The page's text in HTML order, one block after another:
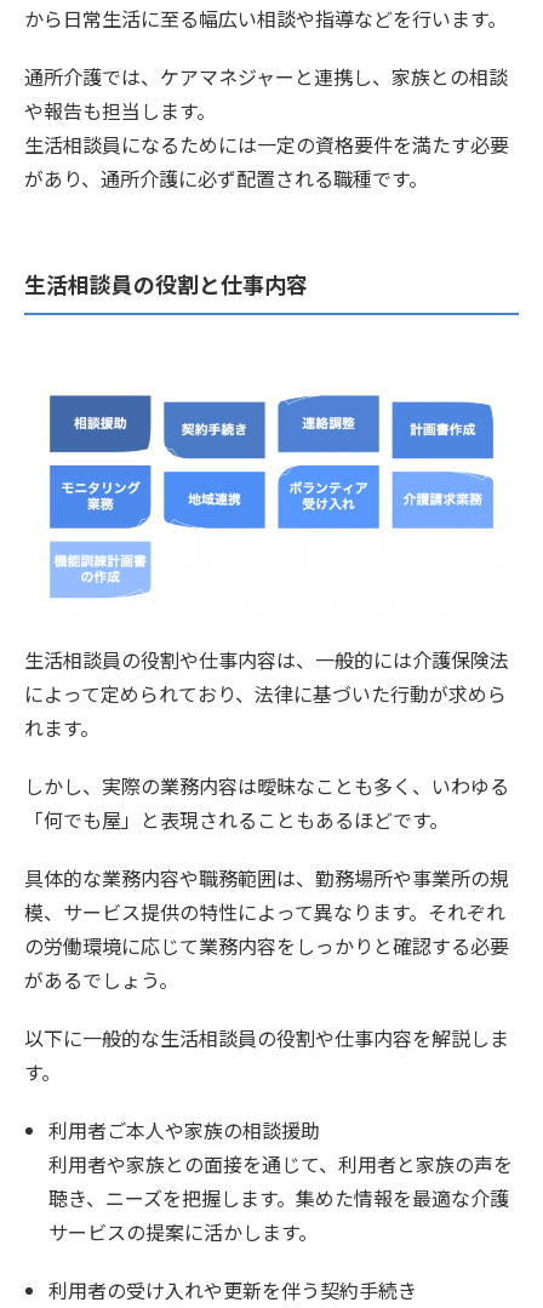
から日常生活に至る幅広い相談や指導などを行います。
通所介護では、ケアマネジャーと連携し、家族との相談
や報告も担当します。
生活相談員になるためには一定の資格要件を満たす必要
があり、通所介護に必ず配置される職種です。
生活相談員の役割と仕事内容
生活相談員の役割や仕事内容は、一般的には介護保険法
によって定められており、法律に基づいた行動が求めら
れます。
しかし、実際の業務内容は曖昧なことも多く、いわゆる
「何でも屋」と表現されることもあるほどです。
具体的な業務内容や職務範囲は、勤務場所や事業所の規
模、サービス提供の特性によって異なります。それぞれ
の労働環境に応じて業務内容をしっかりと確認する必要
があるでしょう。
以下に一般的な生活相談員の役割や仕事内容を解説しま
す。
利用者ご本人や家族の相談援助
利用者や家族との面接を通じて、利用者と家族の声を
聴き、ニーズを把握します。集めた情報を最適な介護
サービスの提案に活かします。
利用者の受け入れや更新を伴う契約手続き